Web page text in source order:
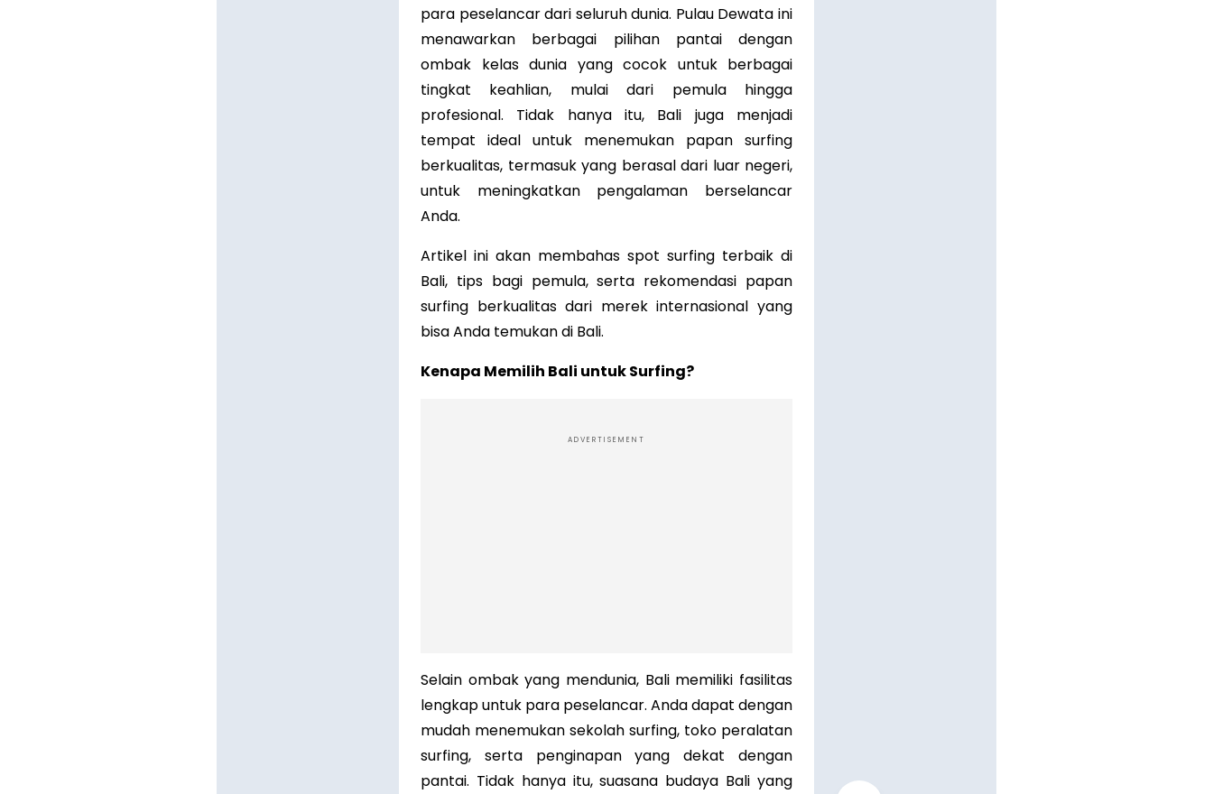
para peselancar dari seluruh dunia. Pulau Dewata ini
menawarkan berbagai pilihan pantai dengan
ombak kelas dunia yang cocok untuk berbagai
tingkat keahlian, mulai dari pemula hingga
profesional. Tidak hanya itu, Bali juga menjadi
tempat ideal untuk menemukan papan surfing
berkualitas, termasuk yang berasal dari luar negeri,
untuk meningkatkan pengalaman berselancar
Anda.
Artikel ini akan membahas spot surfing terbaik di
Bali, tips bagi pemula, serta rekomendasi papan
surfing berkualitas dari merek internasional yang
bisa Anda temukan di Bali.
Kenapa Memilih Bali untuk Surfing?
ADVERTISEMENT
Selain ombak yang mendunia, Bali memiliki fasilitas
lengkap untuk para peselancar. Anda dapat dengan
mudah menemukan sekolah surfing, toko peralatan
surfing, serta penginapan yang dekat dengan
pantai. Tidak hanya itu, suasana budaya Bali yang